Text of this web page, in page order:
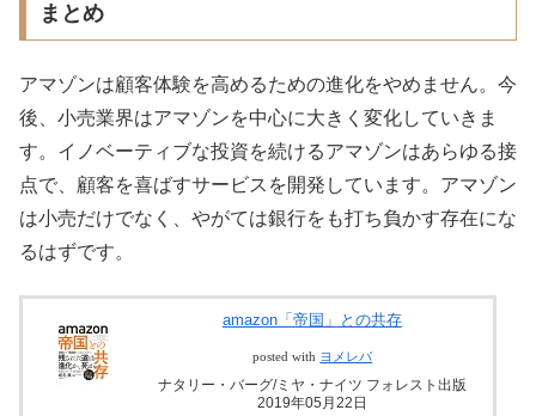
まとめ
アマゾンは顧客体験を高めるための進化をやめません。今
後、小売業界はアマゾンを中心に大きく変化していきま
す。イノベーティブな投資を続けるアマゾンはあらゆる接
点で、顧客を喜ばすサービスを開発しています。アマゾン
は小売だけでなく、やがては銀行をも打ち負かす存在にな
るはずです。
amazon「帝国」との共存
posted with ヨメレバ
ナタリー・バーグ/ミヤ・ナイツ フォレスト出版
2019年05月22日